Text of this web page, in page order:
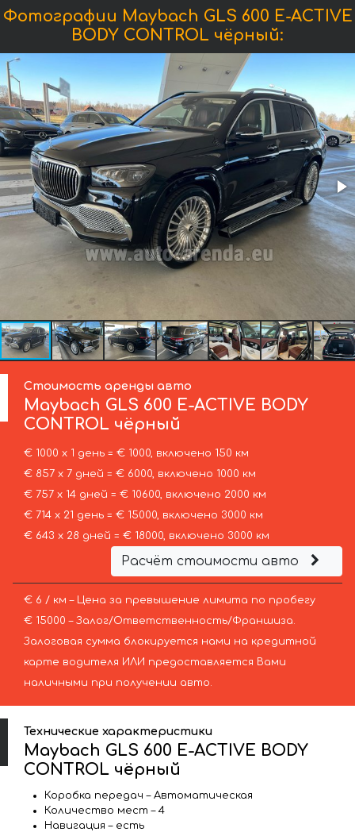
Фотографии Maybach GLS 600 E-ACTIVE
BODY CONTROL чёрный:
Стоимость аренды авто
Maybach GLS 600 E-ACTIVE BODY
CONTROL чёрный
€ 1000 х 1 день = € 1000, включено 150 км
€ 857 х 7 дней = € 6000, включено 1000 км
€ 757 х 14 дней = € 10600, включено 2000 км
€ 714 х 21 день = € 15000, включено 3000 км
€ 643 х 28 дней = € 18000, включено 3000 км
Расчёт стоимости авто
€ 6 / км – Цена за превышение лимита по пробегу
€ 15000 – Залог/Ответственность/Франшиза.
Залоговая сумма блокируется нами на кредитной
карте водителя ИЛИ предоставляется Вами
наличными при получении авто.
Технические характеристики
Maybach GLS 600 E-ACTIVE BODY
CONTROL чёрный
Коробка передач – Автоматическая
Количество мест – 4
Навигация – есть